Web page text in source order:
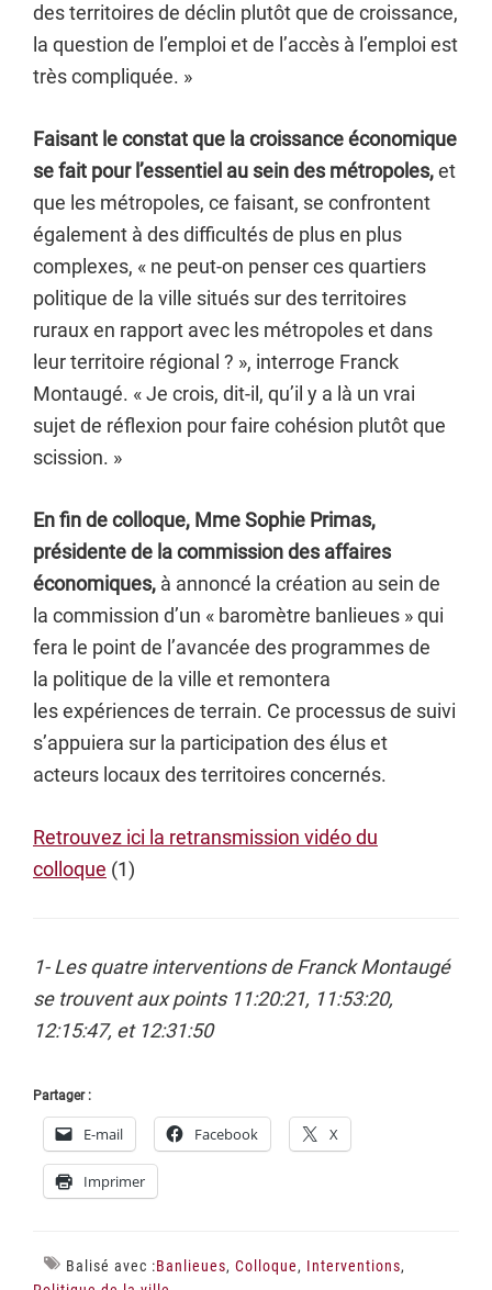
des territoires de déclin plutôt que de croissance,
la question de l’emploi et de l’accès à l’emploi est
très compliquée. »
Faisant le constat que la croissance économique
se fait pour l’essentiel au sein des métropoles,et
que les métropoles, ce faisant, se confrontent
également à des difficultés de plus en plus
complexes, « ne peut-on penser ces quartiers
politique de la ville situés sur des territoires
ruraux en rapport avec les métropoles et dans
leur territoire régional ? », interroge Franck
Montaugé. « Je crois, dit-il, qu’il y a là un vrai
sujet de réflexion pour faire cohésion plutôt que
scission. »
En fin de colloque, Mme Sophie Primas,
présidente de la commission des affaires
économiques, à annoncé la création au sein de
la commission d’un « baromètre banlieues » qui
fera le point de l’avancée des programmes de
la politique de la ville et remontera
les expériences de terrain. Ce processus de suivi
s’appuiera sur la participation des élus et
acteurs locaux des territoires concernés.
Retrouvez ici la retransmission vidéo du
colloque (1)
1- Les quatre interventions de Franck Montaugé
se trouvent aux points 11:20:21, 11:53:20,
12:15:47, et 12:31:50
Partager :
E-mail Facebook X
Imprimer
Balisé avec :Banlieues, Colloque, Interventions,